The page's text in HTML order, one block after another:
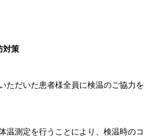
対策
ただいた患者様全員に検温のご協力を
温測定を行うことにより、検温時のコ